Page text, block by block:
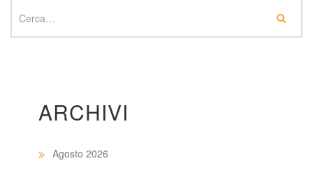
ARCHIVI
Agosto 2026